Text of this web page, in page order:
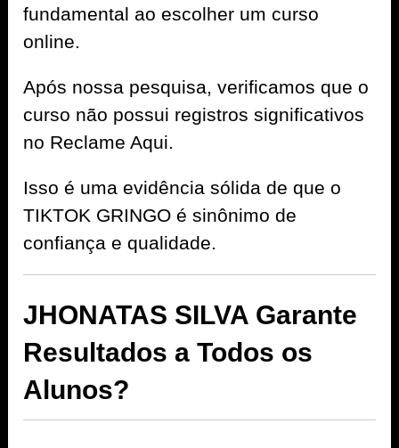
fundamental ao escolher um curso
online.
Após nossa pesquisa, verificamos que o
curso não possui registros significativos
no Reclame Aqui.
Isso é uma evidência sólida de que o
TIKTOK GRINGO é sinônimo de
confiança e qualidade.
JHONATAS SILVA Garante
Resultados a Todos os
Alunos?